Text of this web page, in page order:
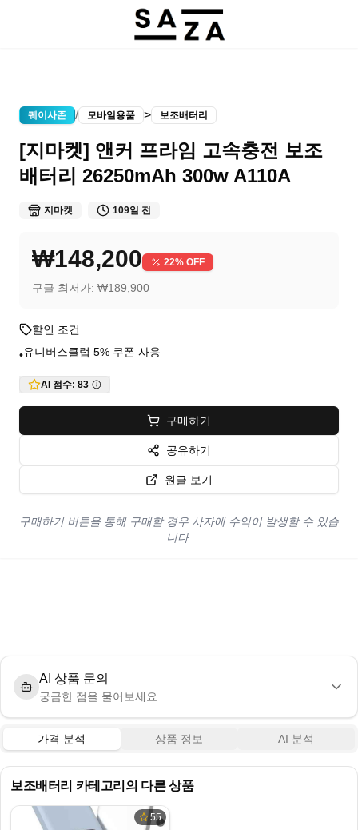
퀘이사존 / 모바일용품 > 보조배터리
[지마켓] 앤커 프라임 고속충전 보조
배터리 26250mAh 300w A110A
지마켓 109일 전
₩148,200 22% OFF
구글 최저가: ₩189,900
할인 조건
•유니버스클럽 5% 쿠폰 사용
AI 점수: 83
구매하기
공유하기
원글 보기
구매하기 버튼을 통해 구매할 경우 사자에 수익이 발생할 수 있습
니다.
AI 상품 문의
궁금한 점을 물어보세요
가격 분석 상품 정보 AI 분석
보조배터리 카테고리의 다른 상품
55